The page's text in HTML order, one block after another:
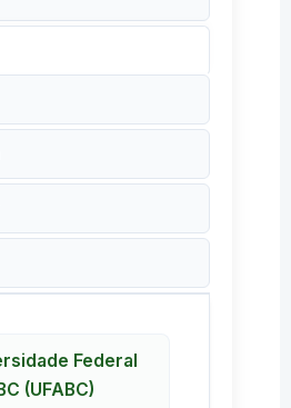
Federal
(UFABC)